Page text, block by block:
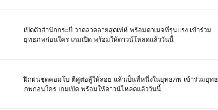
เปิดตัวสำนักกระบี่ วาดลวดลายสุดเท่ห์ พร้อมดาเมจที่รุนแรง เข้าร่วม
ยุทธภพก่อนใคร เกมเปิด พร้อมให้ดาวน์โหลดแล้ววันนี้
ฝึกฝนชุดคอมโบ ตีคู่ต่อสู้ให้ลอย แล้วเป็นที่หนึ่งในยุทธภพ เข้าร่วมยุทธ
ภพก่อนใคร เกมเปิด พร้อมให้ดาวน์โหลดแล้ววันนี้